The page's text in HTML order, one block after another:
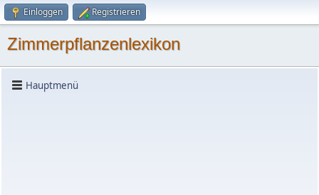
Einloggen Registrieren
Zimmerpflanzenlexikon
Hauptmenü